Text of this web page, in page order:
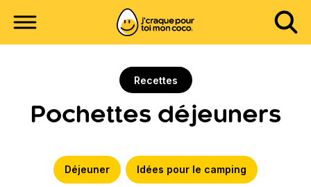
Recettes
Pochettes déjeuners
Déjeuner Idées pour le camping